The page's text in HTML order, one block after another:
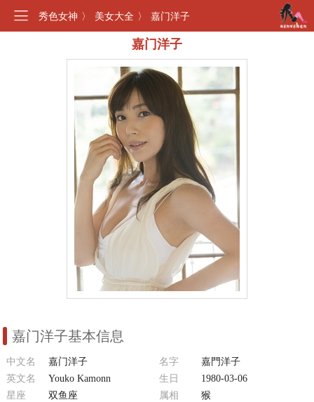
秀色女神 〉 美女大全 〉 嘉门洋子
嘉门洋子
嘉门洋子基本信息
中文名 嘉门洋子 名字
嘉門洋子
英文名
Youko Kamonn 生日
1980-03-06
星座
双鱼座 属相
猴